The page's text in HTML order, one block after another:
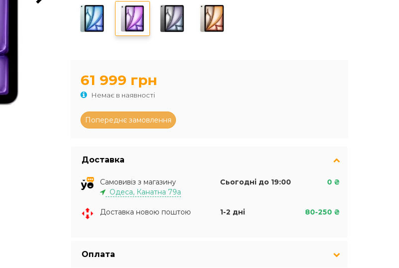
61 999 грн
Немає в наявності
Доставка
Самовивіз з магазину
Одеса, Канатна 79а
Сьогодні до 19:00 0 ₴
Доставка новою поштою 1-2 дні 80-250 ₴
Оплата